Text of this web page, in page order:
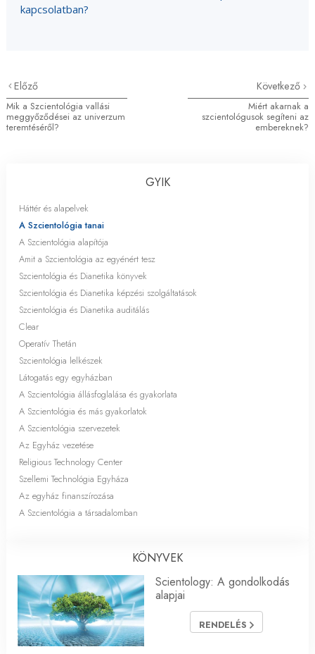
kapcsolatban?
Előző
Mik a Szcientológia vallási
meggyőződései az univerzum
teremtéséről?
Következő
Miért akarnak a
szcientológusok segíteni az
embereknek?
GYIK
Háttér és alapelvek
A Szcientológia tanai
A Szcientológia alapítója
Amit a Szcientológia az egyénért tesz
Szcientológia és Dianetika könyvek
Szcientológia és Dianetika képzési szolgáltatások
Szcientológia és Dianetika auditálás
Clear
Operatív Thetán
Szcientológia lelkészek
Látogatás egy egyházban
A Szcientológia állásfoglalása és gyakorlata
A Szcientológia és más gyakorlatok
A Szcientológia szervezetek
Az Egyház vezetése
Religious Technology Center
Szellemi Technológia Egyháza
Az egyház finanszírozása
A Szcientológia a társadalomban
KÖNYVEK
Scientology: A gondolkodás
alapjai
RENDELÉS